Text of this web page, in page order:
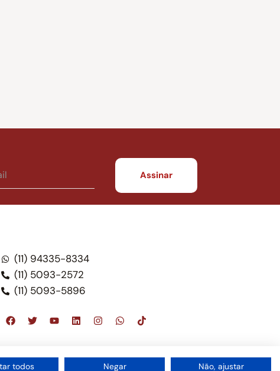
(11) 94335-8334
(11) 5093-2572
(11) 5093-5896
escritório de advocacia, que oferece apenas
do Brasil – Alexandre Berthe Pinto Soc. de Adv,
todos Negar Não, ajustar